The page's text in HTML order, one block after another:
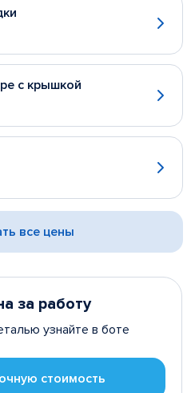
с крышкой
все цены
за работу
узнайте в боте
стоимость